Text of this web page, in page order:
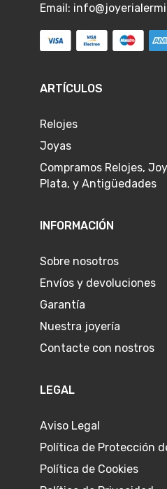
Email:
ARTÍCULOS
Relojes
Joyas
Compramos Relojes,
Plata, y Antigüedades
INFORMACIÓN
Sobre nosotros
Envíos y devoluciones
Garantía
Nuestra joyería
Contacte con nostros
LEGAL
Aviso Legal
Política de Protección
Política de Cookies